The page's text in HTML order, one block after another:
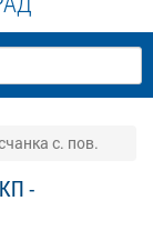
с. пов.
-